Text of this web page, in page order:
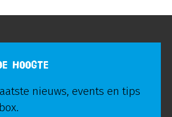
HOOGTE
nieuws, events en tips